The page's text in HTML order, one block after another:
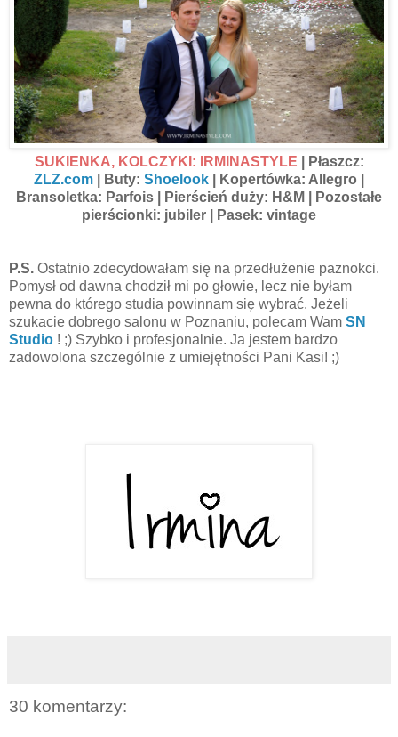
SUKIENKA, KOLCZYKI: IRMINASTYLE | Płaszcz:
ZLZ.com | Buty: Shoelook | Kopertówka: Allegro |
Bransoletka: Parfois | Pierścień duży: H&M | Pozostałe
pierścionki: jubiler | Pasek: vintage
P.S. Ostatnio zdecydowałam się na przedłużenie paznokci.
Pomysł od dawna chodził mi po głowie, lecz nie byłam
pewna do którego studia powinnam się wybrać. Jeżeli
szukacie dobrego salonu w Poznaniu, polecam Wam SN
Studio ! ;) Szybko i profesjonalnie. Ja jestem bardzo
zadowolona szczególnie z umiejętności Pani Kasi! ;)
30 komentarzy: